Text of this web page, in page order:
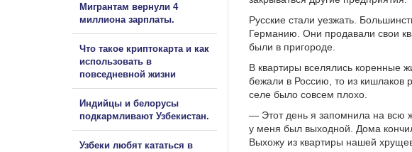
Русские стали уезжать.
Германию. Они продавали свои
были в пригороде.
В квартиры вселялись коренные
бежали в Россию, то из кишлаков
селе было совсем плохо.
— Этот день я запомнила на всю
у меня был выходной. Дома
Выхожу из квартиры нашей
Мигрантам вернули 4
миллиона зарплаты.
Что такое криптокарта и как
использовать в
повседневной жизни
Индийцы и белорусы
подкармливают Узбекистан.
Узбеки любят кататься в